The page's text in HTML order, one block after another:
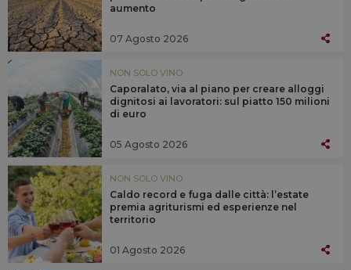
aumento
07 Agosto 2026
NON SOLO VINO
Caporalato, via al piano per creare alloggi
dignitosi ai lavoratori: sul piatto 150 milioni
di euro
05 Agosto 2026
NON SOLO VINO
Caldo record e fuga dalle città: l’estate
premia agriturismi ed esperienze nel
territorio
01 Agosto 2026